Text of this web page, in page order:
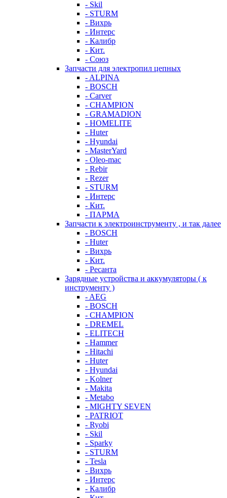
- Skil
- STURM
- Вихрь
- Интерс
- Калибр
- Кит.
- Союз
Запчасти для электропил цепных
- ALPINA
- BOSCH
- Carver
- CHAMPION
- GRAMADION
- HOMELITE
- Huter
- Hyundai
- MasterYard
- Oleo-mac
- Rebir
- Rezer
- STURM
- Интерс
- Кит.
- ПАРМА
Запчасти к электроинструменту , и так далее
- BOSCH
- Huter
- Вихрь
- Кит.
- Ресанта
Зарядные устройства и аккумуляторы ( к
инструменту )
- AEG
- BOSCH
- CHAMPION
- DREMEL
- ELITECH
- Hammer
- Hitachi
- Huter
- Hyundai
- Kolner
- Makita
- Metabo
- MIGHTY SEVEN
- PATRIOT
- Ryobi
- Skil
- Sparky
- STURM
- Tesla
- Вихрь
- Интерс
- Калибр